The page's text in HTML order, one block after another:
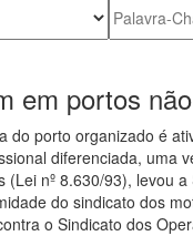
em portos
do porto organizado é
diferenciada, uma
nº 8.630/93), levou
do sindicato dos
o Sindicato dos